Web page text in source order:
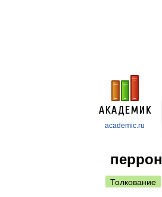
academic.ru
перрон
Толкование